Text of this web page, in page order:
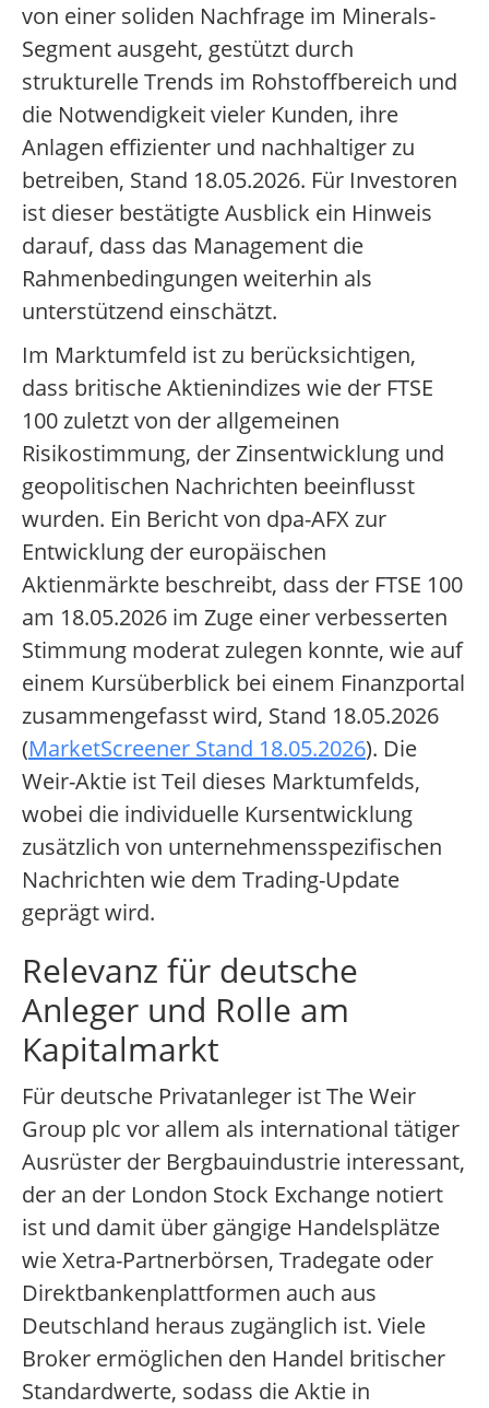
von einer soliden Nachfrage im Minerals-
Segment ausgeht, gestützt durch
strukturelle Trends im Rohstoffbereich und
die Notwendigkeit vieler Kunden, ihre
Anlagen effizienter und nachhaltiger zu
betreiben, Stand 18.05.2026. Für Investoren
ist dieser bestätigte Ausblick ein Hinweis
darauf, dass das Management die
Rahmenbedingungen weiterhin als
unterstützend einschätzt.
Im Marktumfeld ist zu berücksichtigen,
dass britische Aktienindizes wie der FTSE
100 zuletzt von der allgemeinen
Risikostimmung, der Zinsentwicklung und
geopolitischen Nachrichten beeinflusst
wurden. Ein Bericht von dpa-AFX zur
Entwicklung der europäischen
Aktienmärkte beschreibt, dass der FTSE 100
am 18.05.2026 im Zuge einer verbesserten
Stimmung moderat zulegen konnte, wie auf
einem Kursüberblick bei einem Finanzportal
zusammengefasst wird, Stand 18.05.2026
(MarketScreener Stand 18.05.2026). Die
Weir-Aktie ist Teil dieses Marktumfelds,
wobei die individuelle Kursentwicklung
zusätzlich von unternehmensspezifischen
Nachrichten wie dem Trading-Update
geprägt wird.
Relevanz für deutsche
Anleger und Rolle am
Kapitalmarkt
Für deutsche Privatanleger ist The Weir
Group plc vor allem als international tätiger
Ausrüster der Bergbauindustrie interessant,
der an der London Stock Exchange notiert
ist und damit über gängige Handelsplätze
wie Xetra-Partnerbörsen, Tradegate oder
Direktbankenplattformen auch aus
Deutschland heraus zugänglich ist. Viele
Broker ermöglichen den Handel britischer
Standardwerte, sodass die Aktie in